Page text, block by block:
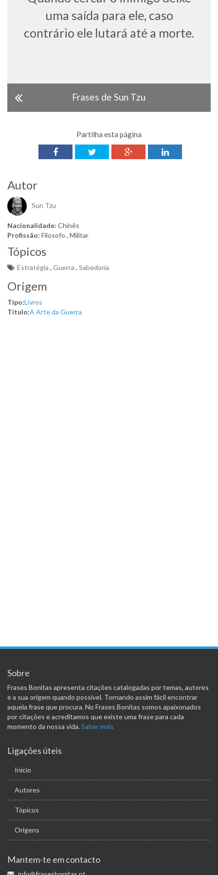
uma saída para ele, caso
contrário ele lutará até a morte.
Frases de Sun Tzu
Partilha esta página
Autor
Sun Tzu
Nacionalidade: Chinês
Profissão: Filosofo , Militar
Tópicos
Estratégia , Guerra , Sabedoria
Origem
Tipo:Livros
Título:A Arte da Guerra
Sobre
Frases Bonitas apresenta citações catalogadas por temas, autores
e a sua origem quando possível. Tornando assim fácil encontrar
aquela frase que procura. No Frases Bonitas somos apaixonados
por citações e acreditamos que existe uma frase para cada
momento da nossa vida. Saber mais
Ligações úteis
Início
Autores
Tópicos
Origens
Mantem-te em contacto